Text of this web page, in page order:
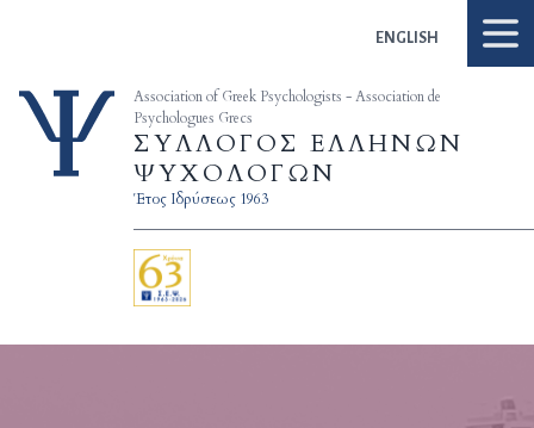
ENGLISH
Association of Greek Psychologists - Association de
Psychologues Grecs
ΣΥΛΛΟΓΟΣ ΕΛΛΗΝΩΝ
ΨΥΧΟΛΟΓΩΝ
Έτος Ιδρύσεως 1963